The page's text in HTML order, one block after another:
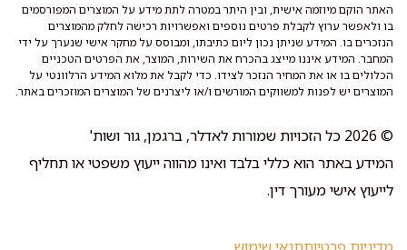
האתר הוקם מיוזמה אישית, ובין היתר במטרה לתת מידע על המוצרים המפורסמים
בו ולאפשר ערוץ לקבלת פרטים נוספים ואפשרויות רכישה לחלק מהמוצרים
הנזכרים בו. המידע שניתן נכון ליום כתיבתו, ומבוסס על מחקר אישי שנערך על ידי
המחבר. המידע איננו מייצג בהכרח את השירות, המוצר, את הפרטים הטכניים
הכלולים בו או את המחיר הנזכר לצידו. כדי לקבל את מלוא המידע הרלוונטי על
המוצרים יש לפנות למשווקים המורשים ו/או ליצרנים של המוצרים המוזכרים באתר.
© 2026 כל הזכויות שמורות לאדלר, ברגמן, גור ושות'
המידע באתר הוא כללי בלבד ואינו מהווה ייעוץ משפטי או תחליף
לייעוץ אישי מעורך דין.